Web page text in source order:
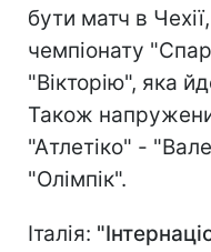
бути матч в
чемпіонату
"Вікторію", яка
Також
"Атлетіко" -
"Олімпік".
Італія: